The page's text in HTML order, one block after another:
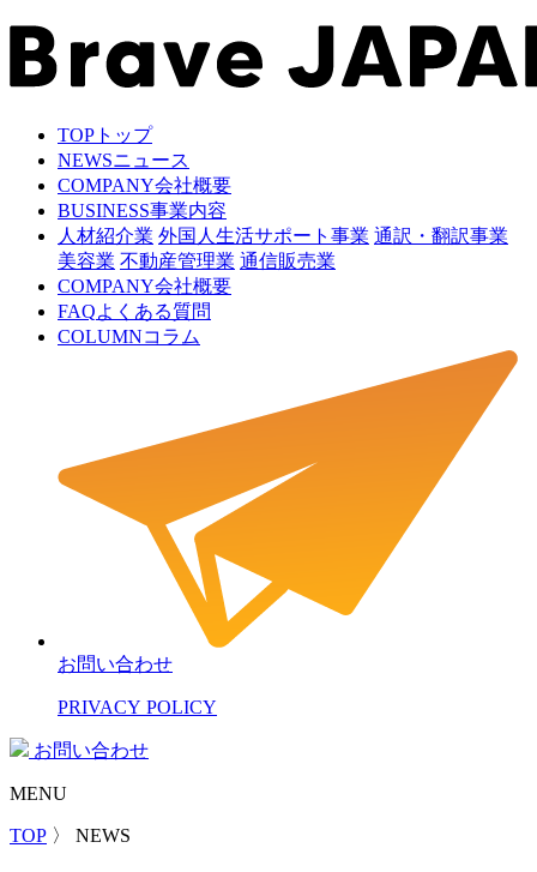
TOP トップ
NEWSニュース
COMPANY会社概要
BUSINESS事業内容
人材紹介業 外国人生活サポート事業 通訳・翻訳事業
美容業 不動産管理業 通信販売業
COMPANY会社概要
FAQよくある質問
COLUMNコラム
お問い合わせ
PRIVACY POLICY
お問い合わせ
MENU
TOP 〉 NEWS